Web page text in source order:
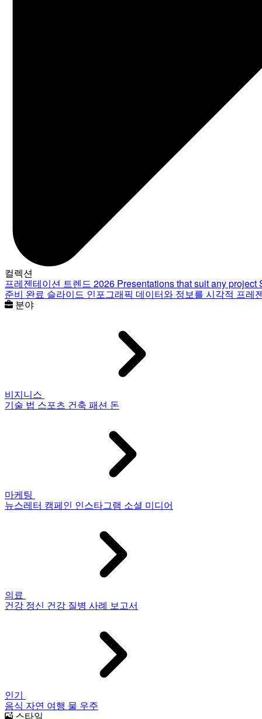
컬렉션
프레젠테이션 트렌드 2026 Presentations that suit any project
준비 완료 슬라이드 인포그래픽 데이터와 정보를 시각적 프레
분야
비지니스
기술 법 스포츠 건축 패션 돈
마케팅
뉴스레터 캠페인 인스타그램 소셜 미디어
의료
건강 정신 건강 질병 사례 보고서
인기
음식 자연 여행 물 우주
스타일